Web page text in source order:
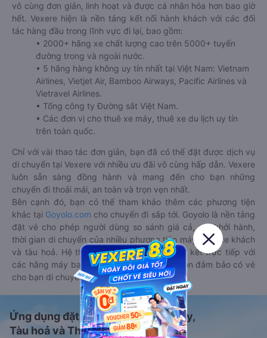
vô cùng đơn giản, linh hoạt và được cá nhân hóa hơn bao giờ
hết. Vexere hiện là nền tảng kết nối hành khách với các đối
tác hàng đầu trong lĩnh vực đi lại, bao gồm:
• 2000+ hãng xe chất lượng cao trên 5000+ tuyến
đường trong và ngoài nước.
• 5 hãng hàng không uy tín nhất tại Việt Nam: Vietnam
Airlines, Vietjet Air, Bamboo Airways, Pacific Airlines và
Vietravel Airlines.
• Tổng công ty Đường sắt Việt Nam.
• Các đơn vị cho thuê xe máy, thuê xe du lịch uy tín
trên toàn quốc.
Chỉ với vài thao tác đơn giản, bạn đã có thể đặt được dịch vụ
di chuyển tại Vexere với nhiều ưu đãi vô cùng hấp dẫn. Vexere
luôn sẵn sàng đồng hành và mang đến cho bạn những
chuyến đi thoải mái, an toàn và trọn vẹn nhất.
Bên cạnh đó, bạn có thể tham khảo thêm các phương tiện
khác tại Goyolo.com cho chuyến đi sắp tới. Goyolo là nền tảng
đặt vé cho phép người dùng so sánh giá cả, giờ khởi hành,
thời gian di chuyển của nhiều phương tiện máy bay, xe khách
và tàu hoả. Hệ thống của Goyolo được liên kết trực tiếp với
các hãng máy bay, xe khách và tàu hoả, luôn đảm bảo có vé
cho bạn di chuyển.
Ứng dụng đặt vé Xe khách, Máy bay,
Tàu hoả và Thuê xe